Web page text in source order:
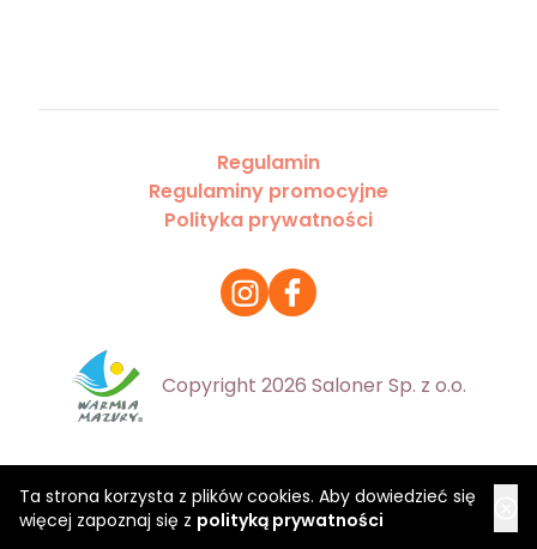
Ta strona korzysta z plików cookies. Aby dowiedzieć się
więcej zapoznaj się z polityką prywatności
Regulamin
Regulaminy promocyjne
Polityka prywatności
Copyright 2026 Saloner Sp. z o.o.